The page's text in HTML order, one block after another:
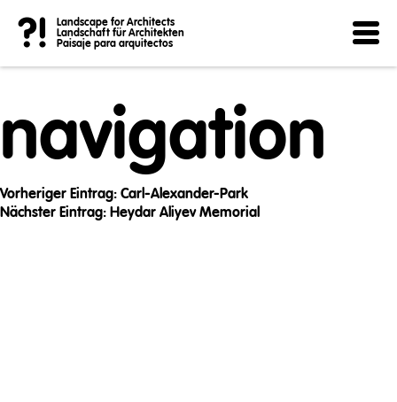
?!
Landscape for Architects
Landschaft für Architekten
Paisaje para arquitectos
Post
navigation
Vorheriger Eintrag: Carl-Alexander-Park
Nächster Eintrag: Heydar Aliyev Memorial